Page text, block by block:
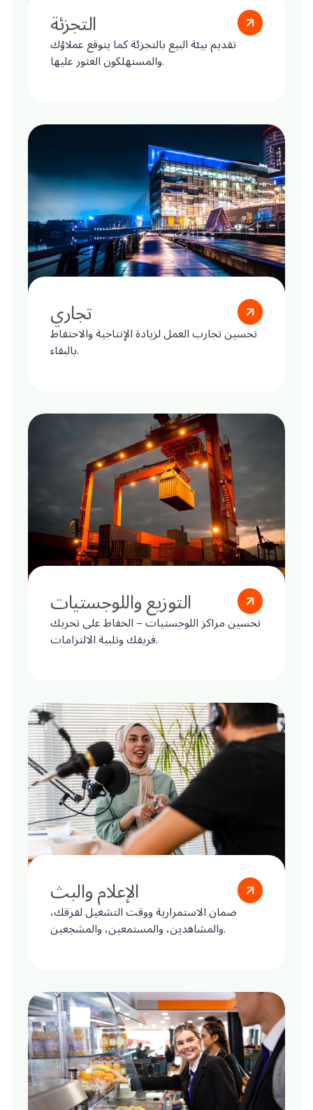
التجزئة
تقديم بيئة البيع بالتجزئة كما يتوقع عملاؤك
والمستهلكون العثور عليها.
تجاري
تحسين تجارب العمل لزيادة الإنتاجية والاحتفاظ
بالبقاء.
التوزيع واللوجستيات
تحسين مراكز اللوجستيات – الحفاظ على تحريك
فريقك وتلبية الالتزامات.
الإعلام والبث
ضمان الاستمرارية ووقت التشغيل لفرقك،
والمشاهدين، والمستمعين، والمشجعين.